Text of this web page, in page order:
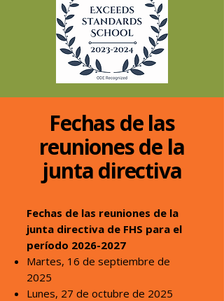
Fechas de las
reuniones de la
junta directiva
Fechas de las reuniones de la
junta directiva de FHS para el
período 2026-2027
Martes, 16 de septiembre de
2025
Lunes, 27 de octubre de 2025